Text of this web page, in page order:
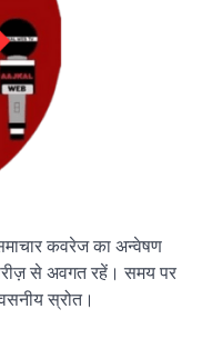
कवरेज का अन्वेषण
से अवगत रहें। समय पर
स्रोत।